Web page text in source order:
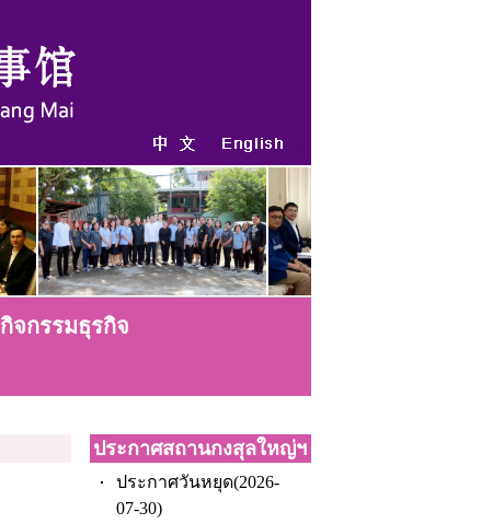
กิจกรรมธุรกิจ
ประกาศสถานกงสุลใหญ่ฯ
ประกาศวันหยุด(2026-
07-30)